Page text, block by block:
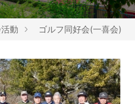
動 ゴルフ同好会(一喜会)